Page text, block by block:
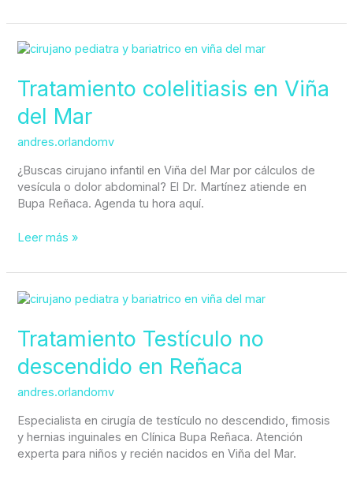
Tratamiento colelitiasis en Viña
del Mar
andres.orlandomv
¿Buscas cirujano infantil en Viña del Mar por cálculos de
vesícula o dolor abdominal? El Dr. Martínez atiende en
Bupa Reñaca. Agenda tu hora aquí.
Tratamiento
en
Viña
del
Leer más »
Tratamiento Testículo no
descendido en Reñaca
andres.orlandomv
Especialista en cirugía de testículo no descendido, fimosis
y hernias inguinales en Clínica Bupa Reñaca. Atención
experta para niños y recién nacidos en Viña del Mar.
Tratamiento
no
descendido
en